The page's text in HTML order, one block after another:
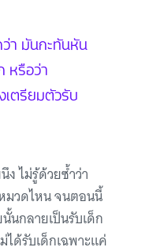
า มันกะทันหัน
หรือว่า
เตรียมตัวรับ
ง ไม่รู้ด้วยซ้ำว่า
มวดไหน จนตอนนี้
นกลายเป็นรับเด็ก
ได้รับเด็กเฉพาะแค่